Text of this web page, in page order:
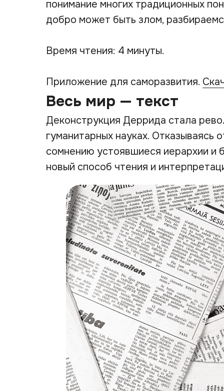
понимание многих традиционных
добро может быть злом,
Время чтения: 4 минуты.
Приложение для саморазвития.
Весь мир — текст
Деконструкция Деррида стала
гуманитарных науках. Отказываясь
сомнению устоявшиеся иерархии и
новый способ чтения и